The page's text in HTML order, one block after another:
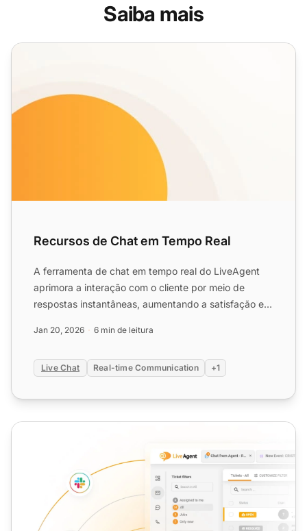
Saiba mais
Recursos de Chat em Tempo Real
Recursos de Chat em Tempo Real
A ferramenta de chat em tempo real do LiveAgent
aprimora a interação com o cliente por meio de
respostas instantâneas, aumentando a satisfação e
Jan 20, 2026 6 min de leitura
Live Chat Real-time Communication +1
Suporte por Chat